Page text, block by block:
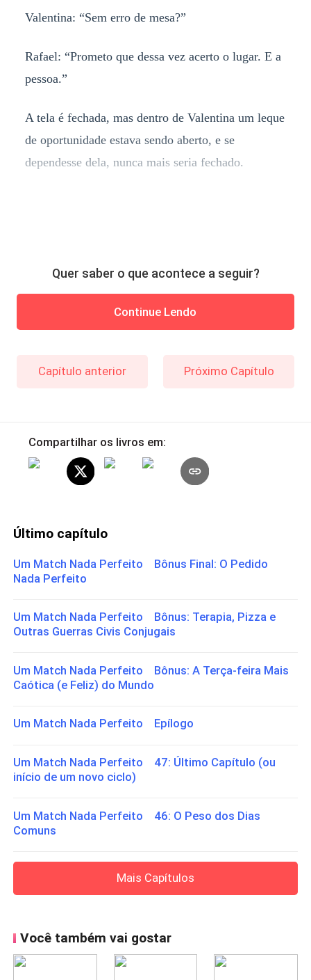
Valentina: “Sem erro de mesa?”
Rafael: “Prometo que dessa vez acerto o lugar. E a
pessoa.”
A tela é fechada, mas dentro de Valentina um leque
de oportunidade estava sendo aberto, e se
dependesse dela, nunca mais seria fechado.
Quer saber o que acontece a seguir?
Continue Lendo
Capítulo anterior Próximo Capítulo
Compartilhar os livros em:
Último capítulo
Um Match Nada Perfeito Bônus Final: O Pedido
Nada Perfeito
Um Match Nada Perfeito Bônus: Terapia, Pizza e
Outras Guerras Civis Conjugais
Um Match Nada Perfeito Bônus: A Terça-feira Mais
Caótica (e Feliz) do Mundo
Um Match Nada Perfeito Epílogo
Um Match Nada Perfeito 47: Último Capítulo (ou
início de um novo ciclo)
Um Match Nada Perfeito 46: O Peso dos Dias
Comuns
Mais Capítulos
Você também vai gostar